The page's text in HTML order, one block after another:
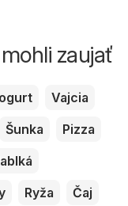
zaujať
Vajcia
Šunka
Pizza
Ryža
Čaj